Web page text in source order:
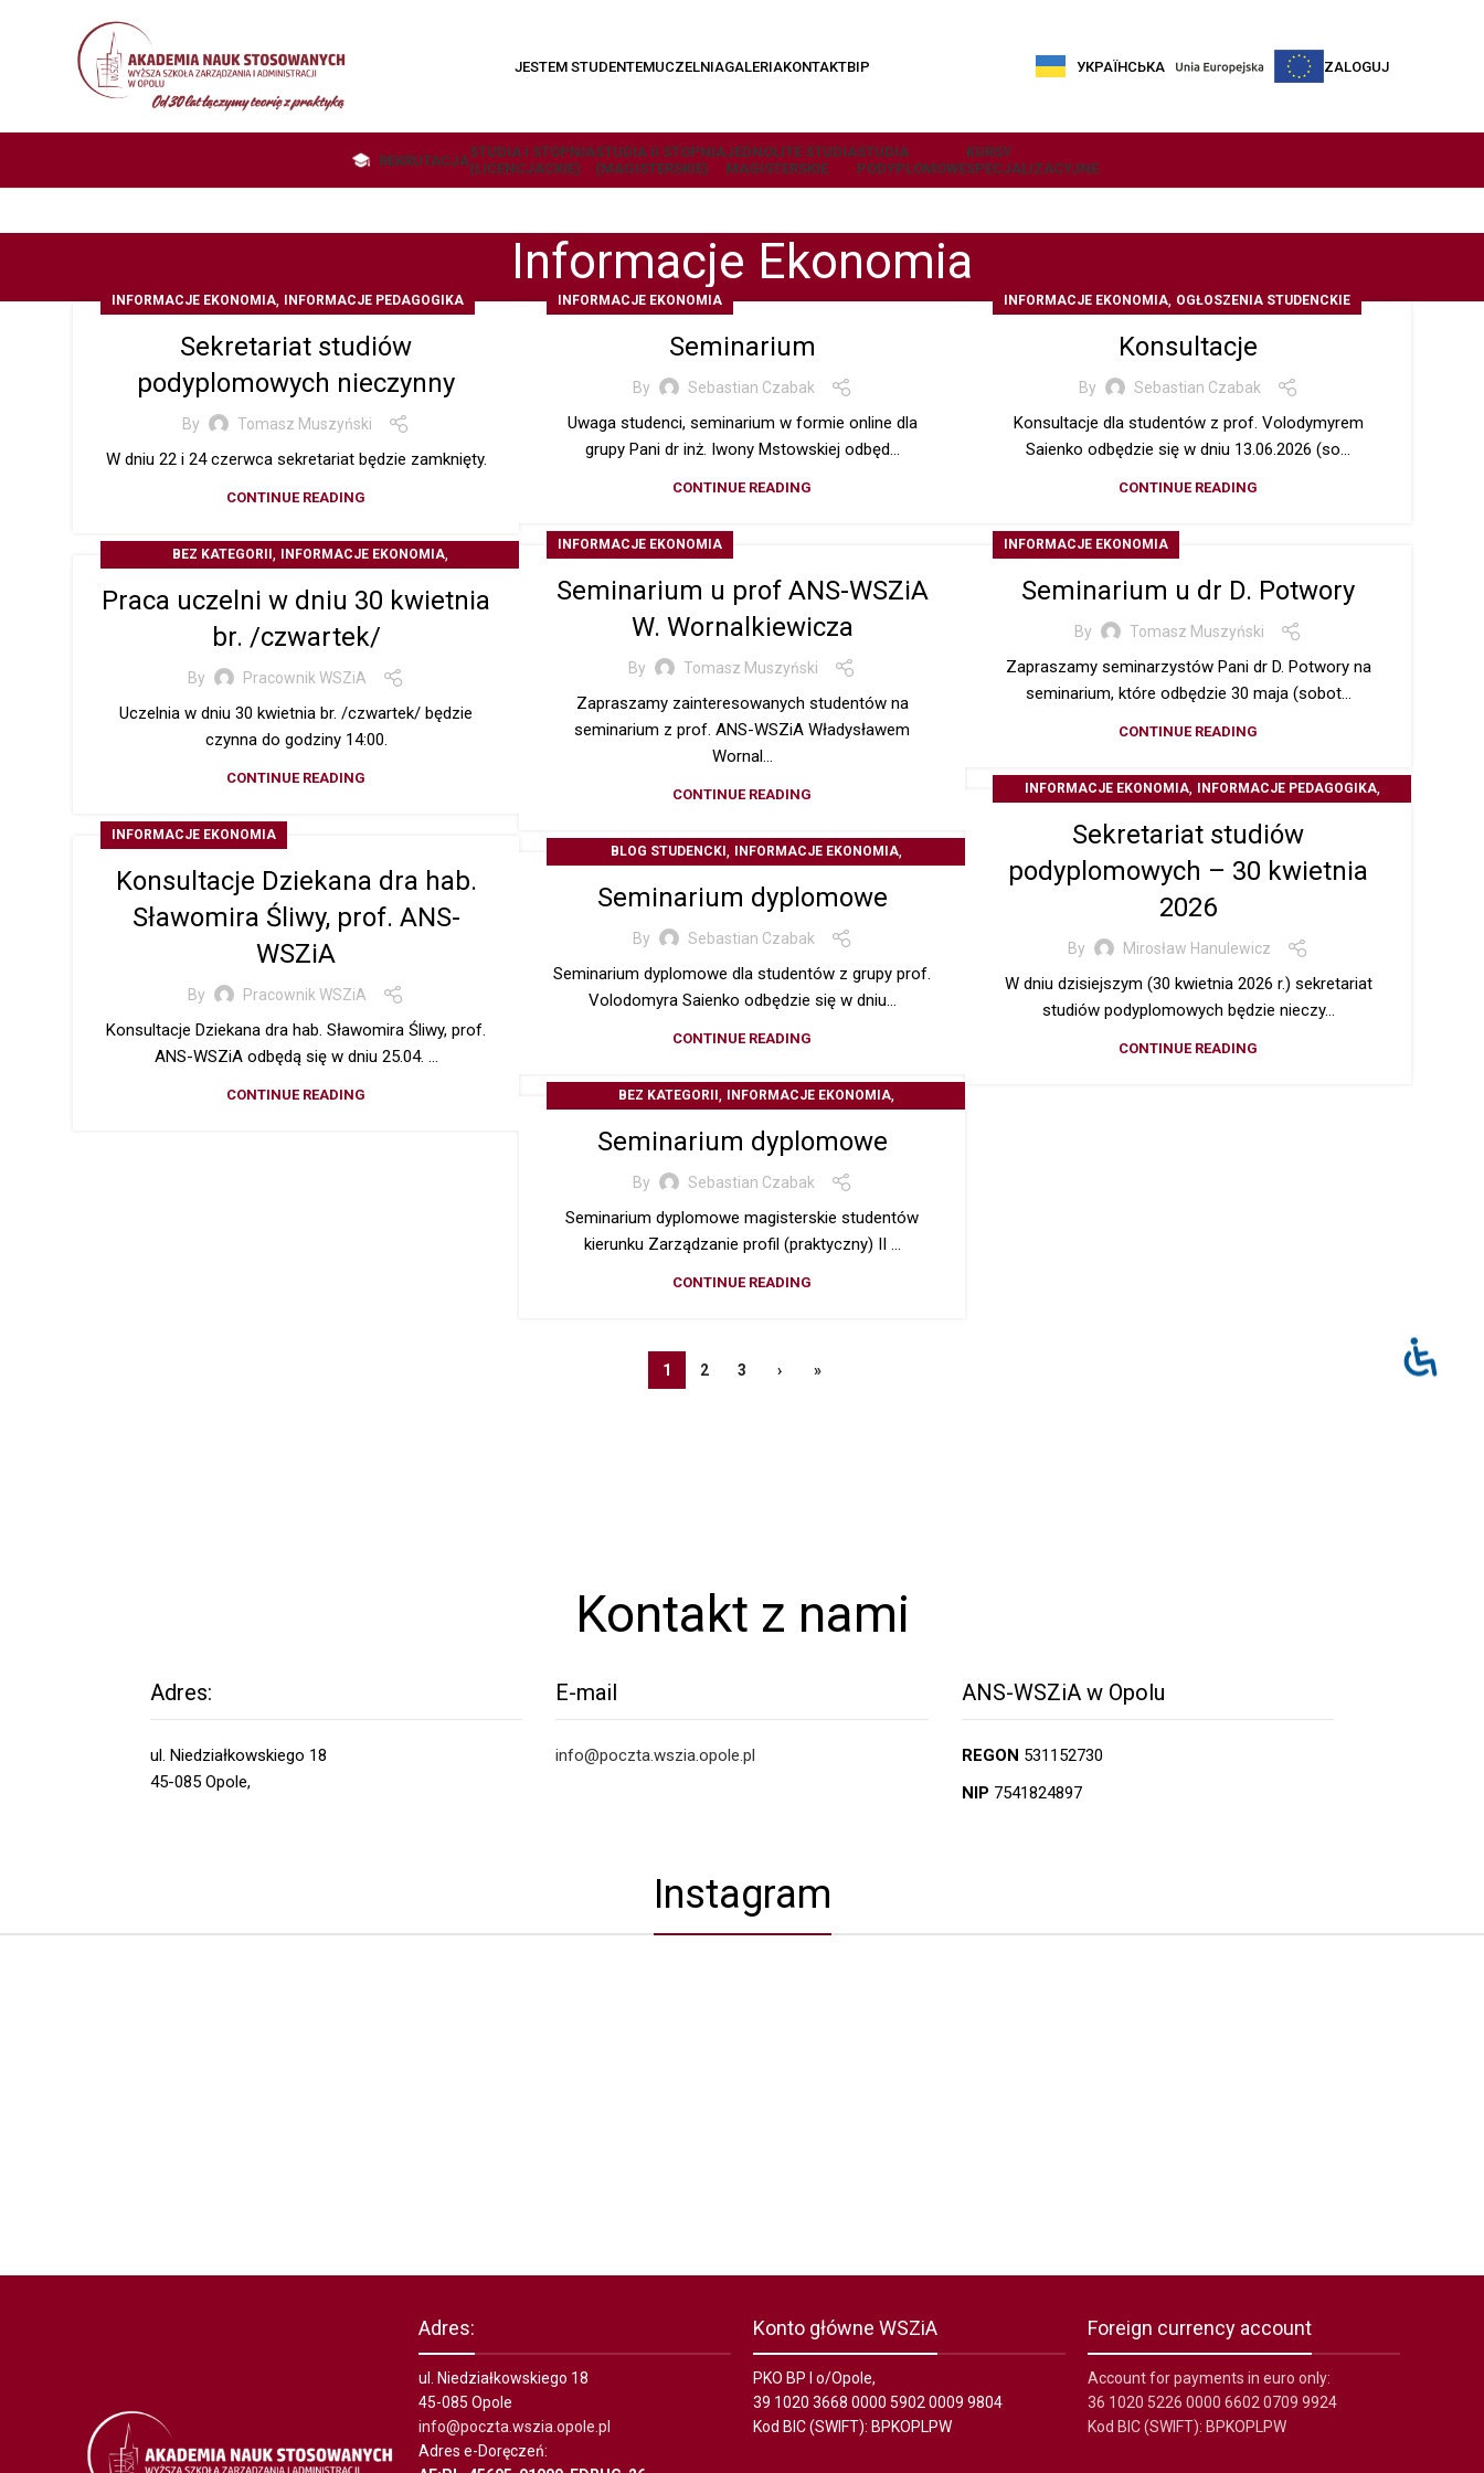
JESTEM STUDENTEMUCZELNIAGALERIAKONTAKTBIP УКРАЇНСЬКА ZALOGUJ
REKRUTACJASTUDIA I STOPNIA
(LICENCJACKIE)
STUDIA II STOPNIA
(MAGISTERSKIE)
JEDNOLITE STUDIA
MAGISTERSKIE
STUDIA
PODYPLOMOWE
KURSY
SPECJALIZACYJNE
Informacje Ekonomia
INFORMACJE EKONOMIA, INFORMACJE PEDAGOGIKA
Sekretariat studiów
podyplomowych nieczynny
By Tomasz Muszyński
W dniu 22 i 24 czerwca sekretariat będzie zamknięty.
CONTINUE READING
INFORMACJE EKONOMIA
Seminarium
By Sebastian Czabak
Uwaga studenci, seminarium w formie online dla
grupy Pani dr inż. Iwony Mstowskiej odbęd...
CONTINUE READING
INFORMACJE EKONOMIA, OGŁOSZENIA STUDENCKIE
Konsultacje
By Sebastian Czabak
Konsultacje dla studentów z prof. Volodymyrem
Saienko odbędzie się w dniu 13.06.2026 (so...
CONTINUE READING
INFORMACJE EKONOMIA
Seminarium u prof ANS-WSZiA
W. Wornalkiewicza
By Tomasz Muszyński
Zapraszamy zainteresowanych studentów na
seminarium z prof. ANS-WSZiA Władysławem
Wornal...
CONTINUE READING
INFORMACJE EKONOMIA
Seminarium u dr D. Potwory
By Tomasz Muszyński
Zapraszamy seminarzystów Pani dr D. Potwory na
seminarium, które odbędzie 30 maja (sobot...
CONTINUE READING
BEZ KATEGORII , INFORMACJE EKONOMIA,
INFORMACJE STUDIA PODYPLOMOWE,Z ŻYCIA UCZELNI
Praca uczelni w dniu 30 kwietnia
br. /czwartek/
By Pracownik WSZiA
Uczelnia w dniu 30 kwietnia br. /czwartek/ będzie
czynna do godziny 14:00.
CONTINUE READING
INFORMACJE EKONOMIA, INFORMACJE PEDAGOGIKA,
Sekretariat studiów
podyplomowych – 30 kwietnia
2026
By Mirosław Hanulewicz
W dniu dzisiejszym (30 kwietnia 2026 r.) sekretariat
studiów podyplomowych będzie nieczy...
CONTINUE READING
INFORMACJE EKONOMIA
Konsultacje Dziekana dra hab.
Sławomira Śliwy, prof. ANS-
WSZiA
By Pracownik WSZiA
Konsultacje Dziekana dra hab. Sławomira Śliwy, prof.
ANS-WSZiA odbędą się w dniu 25.04. ...
CONTINUE READING
BLOG STUDENCKI , INFORMACJE EKONOMIA,
Seminarium dyplomowe
By Sebastian Czabak
Seminarium dyplomowe dla studentów z grupy prof.
Volodomyra Saienko odbędzie się w dniu...
CONTINUE READING
BEZ KATEGORII , INFORMACJE EKONOMIA,
Seminarium dyplomowe
By Sebastian Czabak
Seminarium dyplomowe magisterskie studentów
kierunku Zarządzanie profil (praktyczny) II ...
CONTINUE READING
1 2 3 › »
Kontakt z nami
Adres:
ul. Niedziałkowskiego 18
45-085 Opole,
E-mail
info@poczta.wszia.opole.pl
ANS-WSZiA w Opolu
REGON 531152730
NIP 7541824897
Instagram
Adres:
ul. Niedziałkowskiego 18
45-085 Opole
info@poczta.wszia.opole.pl
Adres e-Doręczeń:
Konto główne WSZiA
PKO BP I o/Opole,
39 1020 3668 0000 5902 0009 9804
Kod BIC (SWIFT): BPKOPLPW
Foreign currency account
Account for payments in euro only:
36 1020 5226 0000 6602 0709 9924
Kod BIC (SWIFT): BPKOPLPW